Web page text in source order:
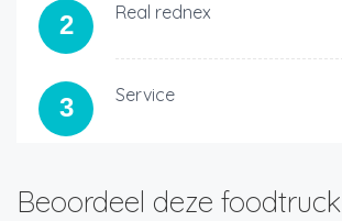
2 Real rednex
3 Service
Beoordeel deze foodtruck